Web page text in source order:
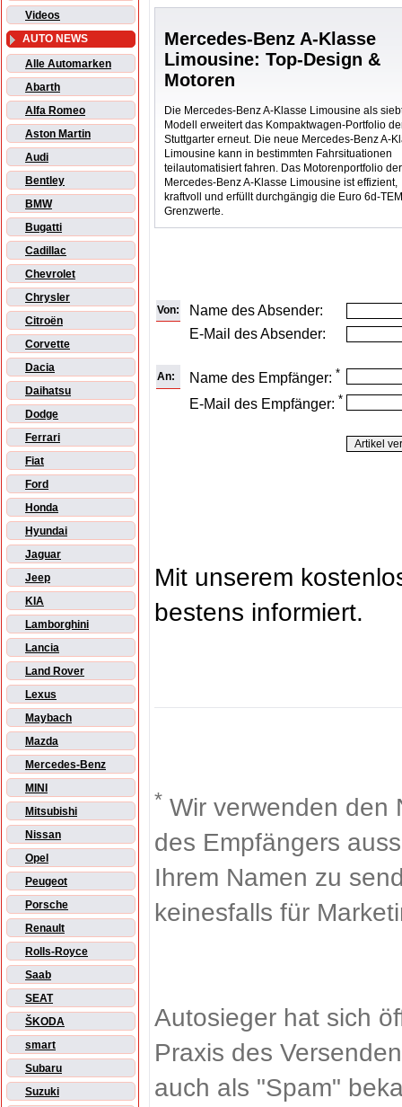
Videos
AUTO NEWS
Alle Automarken
Abarth
Alfa Romeo
Aston Martin
Audi
Bentley
BMW
Bugatti
Cadillac
Chevrolet
Chrysler
Citroën
Corvette
Dacia
Daihatsu
Dodge
Ferrari
Fiat
Ford
Honda
Hyundai
Jaguar
Jeep
KIA
Lamborghini
Lancia
Land Rover
Lexus
Maybach
Mazda
Mercedes-Benz
MINI
Mitsubishi
Nissan
Opel
Peugeot
Porsche
Renault
Rolls-Royce
Saab
SEAT
ŠKODA
smart
Subaru
Suzuki
Mercedes-Benz A-Klasse
Limousine: Top-Design &
Motoren
Die Mercedes-Benz A-Klasse Limousine als
Modell erweitert das Kompaktwagen-Portfolio
Stuttgarter erneut. Die neue Mercedes-Benz A-
Limousine kann in bestimmten Fahrsituationen
teilautomatisiert fahren. Das Motorenportfolio der
Mercedes-Benz A-Klasse Limousine ist effizient,
kraftvoll und erfüllt durchgängig die Euro 6d-
Grenzwerte.
Von:
Name des Absender:
E-Mail des Absender:
An: Name des Empfänger: *
E-Mail des Empfänger: *
Mit unserem
bestens informiert.
* Wir verwenden den
des Empfängers
Ihrem Namen zu
keinesfalls für
Autosieger hat sich
Praxis des
auch als "Spam"